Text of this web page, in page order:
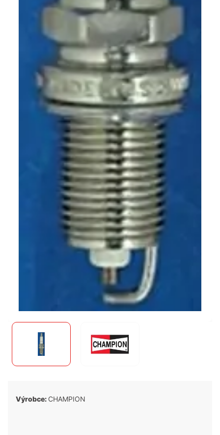
Výrobce:CHAMPION